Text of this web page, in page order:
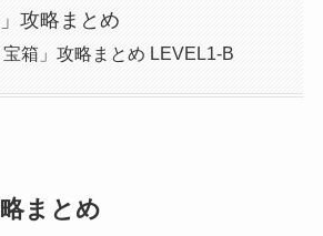
攻略まとめ
宝箱」攻略まとめ LEVEL1-B
まとめ